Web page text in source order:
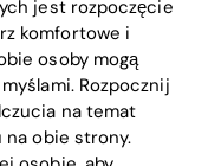
jest rozpoczęcie
komfortowe i
osoby mogą
Rozpocznij
na temat
na obie strony.